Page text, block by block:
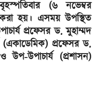
(৬ নভেম্বর
হয়। এসময় উপস্থিত
প্রফেসর ড. মুহাম্মদ
(একাডেমিক) প্রফেসর ড.
উপ-উপাচার্য (প্রশাসন)